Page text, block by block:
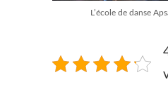
L’école de danse